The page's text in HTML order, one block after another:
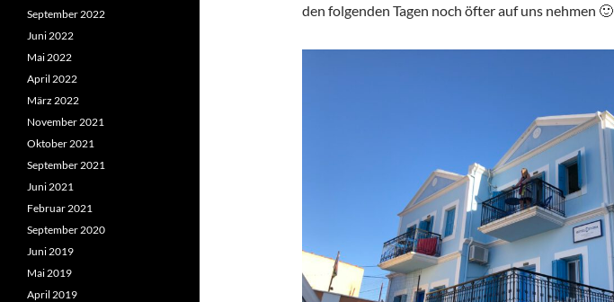
den folgenden Tagen noch öfter auf uns nehmen 🙂
September 2022
Juni 2022
Mai 2022
April 2022
März 2022
November 2021
Oktober 2021
September 2021
Juni 2021
Februar 2021
September 2020
Juni 2019
Mai 2019
April 2019